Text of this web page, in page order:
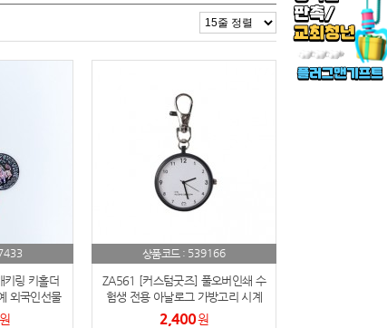
키링 키홀더
외국인선물
원
상품코드 : 539166
ZA561 [커스텀굿즈] 풀오버인쇄 수
험생 전용 아날로그 가방고리 시계
(박스제작가능)
2,400원